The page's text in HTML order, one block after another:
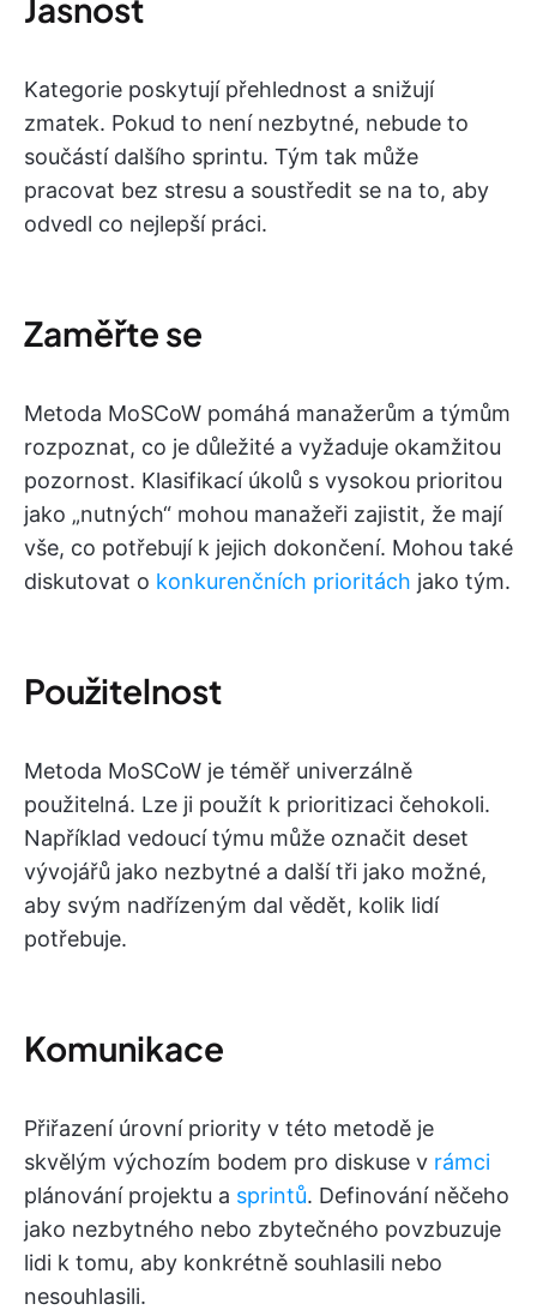
Jasnost
Kategorie poskytují přehlednost a snižují
zmatek. Pokud to není nezbytné, nebude to
součástí dalšího sprintu. Tým tak může
pracovat bez stresu a soustředit se na to, aby
odvedl co nejlepší práci.
Zaměřte se
Metoda MoSCoW pomáhá manažerům a týmům
rozpoznat, co je důležité a vyžaduje okamžitou
pozornost. Klasifikací úkolů s vysokou prioritou
jako „nutných“ mohou manažeři zajistit, že mají
vše, co potřebují k jejich dokončení. Mohou také
diskutovat o konkurenčních prioritách jako tým.
Použitelnost
Metoda MoSCoW je téměř univerzálně
použitelná. Lze ji použít k prioritizaci čehokoli.
Například vedoucí týmu může označit deset
vývojářů jako nezbytné a další tři jako možné,
aby svým nadřízeným dal vědět, kolik lidí
potřebuje.
Komunikace
Přiřazení úrovní priority v této metodě je
skvělým výchozím bodem pro diskuse v rámci
plánování projektu a sprintů. Definování něčeho
jako nezbytného nebo zbytečného povzbuzuje
lidi k tomu, aby konkrétně souhlasili nebo
nesouhlasili.